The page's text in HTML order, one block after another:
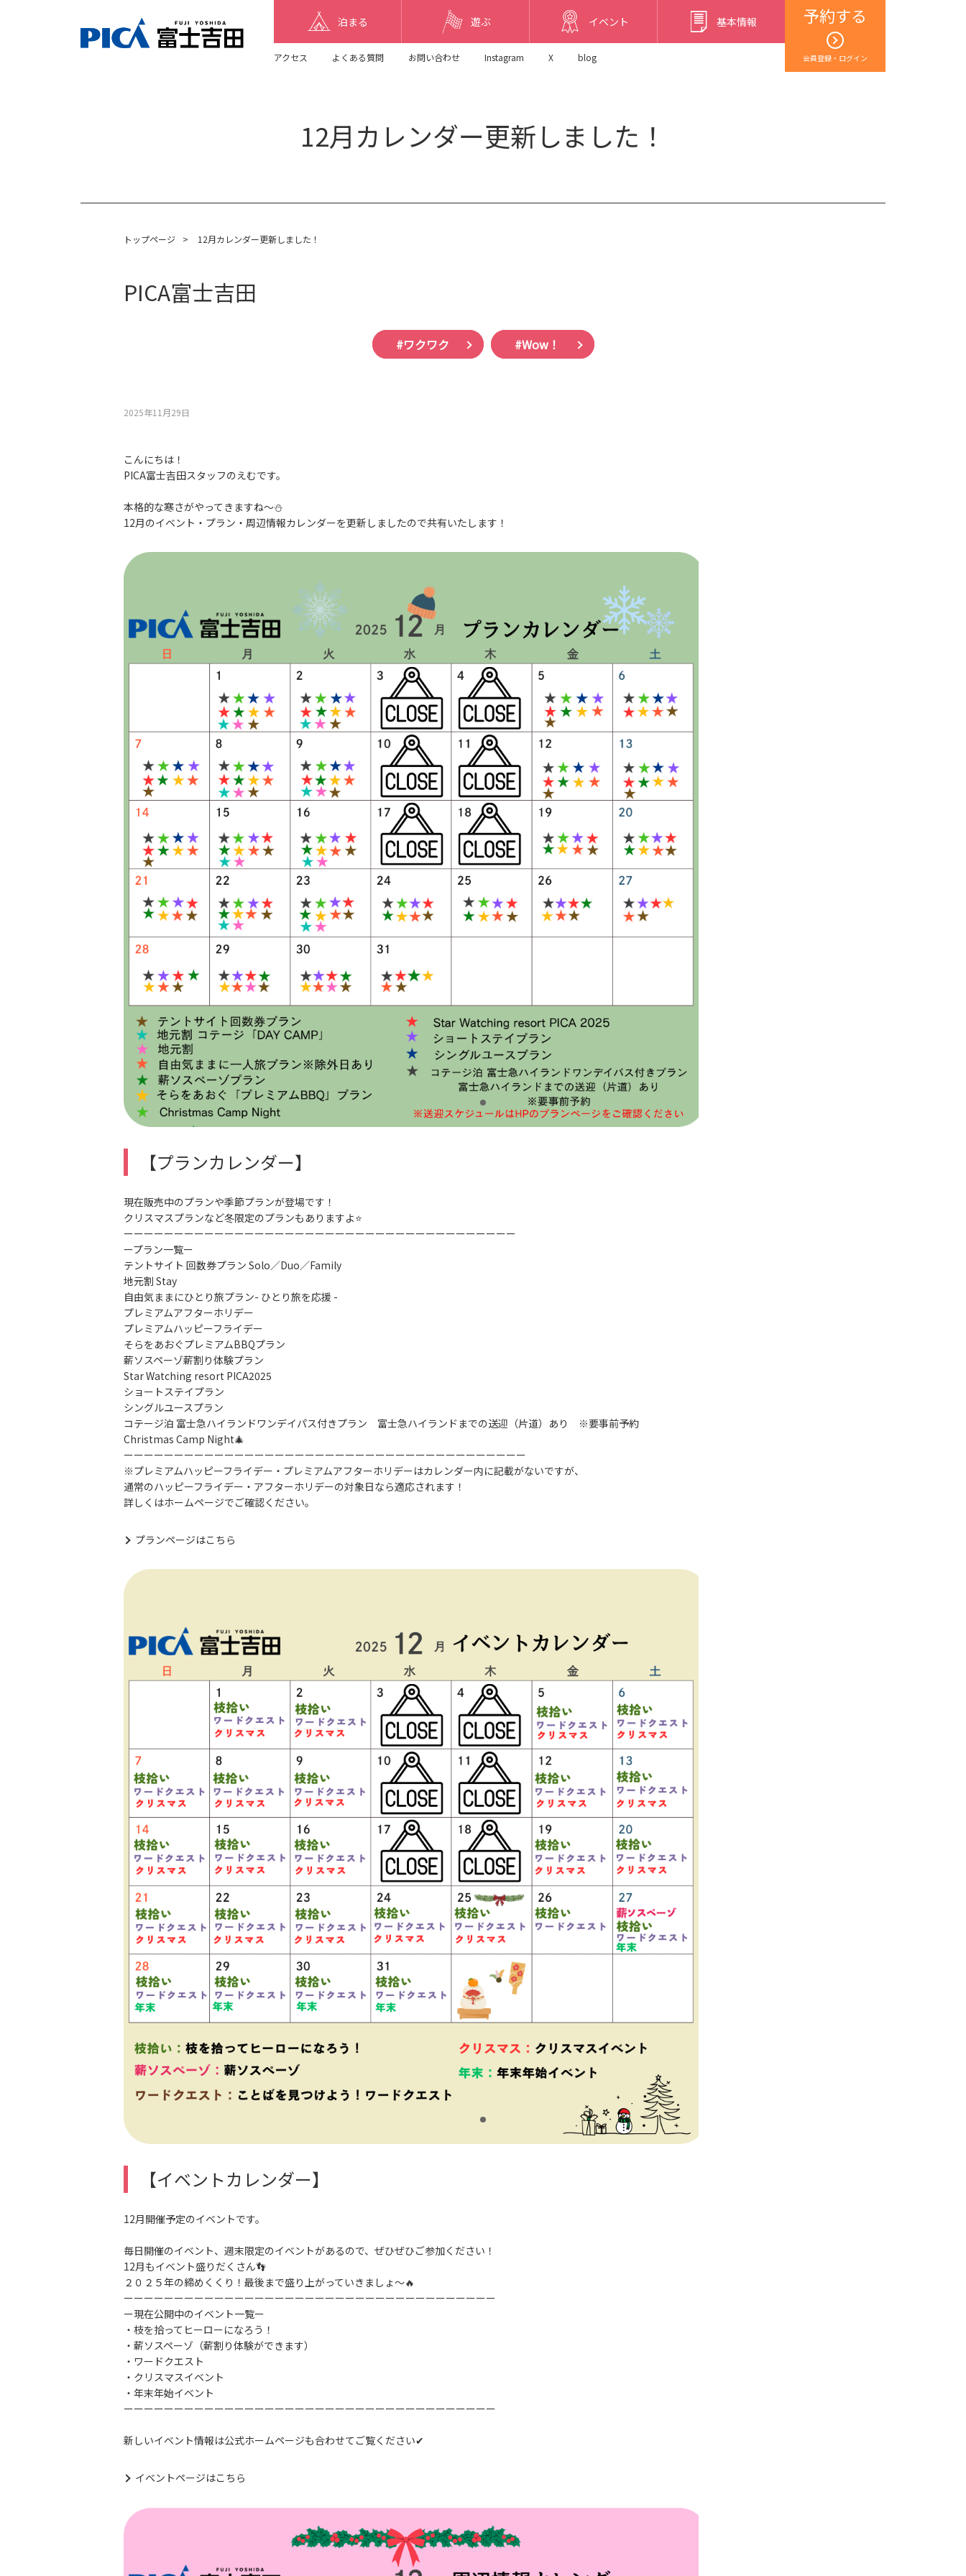
予約する
会員登録・ログイン
泊まる 遊ぶ イベント 基本情報
アクセス よくある質問 お問い合わせ Instagram X blog
12月カレンダー更新しました！
トップページ > 12月カレンダー更新しました！
PICA富士吉田
#ワクワク #Wow！
2025年11月29⽇
こんにちは！
PICA富士吉田スタッフのえむです。
本格的な寒さがやってきますね～⛄
12月のイベント・プラン・周辺情報カレンダーを更新しましたので共有いたします！
【プランカレンダー】
現在販売中のプランや季節プランが登場です！
クリスマスプランなど冬限定のプランもありますよ⭐
ーーーーーーーーーーーーーーーーーーーーーーーーーーーーーーーーーーーーーーー
ープラン一覧ー
テントサイト 回数券プラン Solo／Duo／Family
地元割 Stay
自由気ままにひとり旅プラン- ひとり旅を応援 -
プレミアムアフターホリデー
プレミアムハッピーフライデー
そらをあおぐプレミアムBBQプラン
薪ソスペーゾ薪割り体験プラン
Star Watching resort PICA2025
ショートステイプラン
シングルユースプラン
コテージ泊 富士急ハイランドワンデイパス付きプラン 富士急ハイランドまでの送迎（片道）あり ※要事前予約
Christmas Camp Night🎄
ーーーーーーーーーーーーーーーーーーーーーーーーーーーーーーーーーーーーーーーー
※プレミアムハッピーフライデー・プレミアムアフターホリデーはカレンダー内に記載がないですが、
通常のハッピーフライデー・アフターホリデーの対象日なら適応されます！
詳しくはホームページでご確認ください。
プランページはこちら
【イベントカレンダー】
12月開催予定のイベントです。
毎日開催のイベント、週末限定のイベントがあるので、ぜひぜひご参加ください！
12月もイベント盛りだくさん👣
２０２５年の締めくくり！最後まで盛り上がっていきましょ～🔥
ーーーーーーーーーーーーーーーーーーーーーーーーーーーーーーーーーーーーー
ー現在公開中のイベント一覧ー
・枝を拾ってヒーローになろう！
・薪ソスペーゾ（薪割り体験ができます）
・ワードクエスト
・クリスマスイベント
・年末年始イベント
ーーーーーーーーーーーーーーーーーーーーーーーーーーーーーーーーーーーーー
新しいイベント情報は公式ホームページも合わせてご覧ください✔
イベントページはこちら